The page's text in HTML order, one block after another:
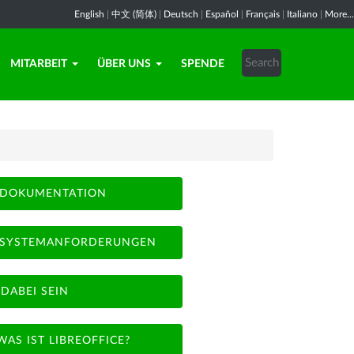
English 中文 (简体) Deutsch Español Français Italiano More...
MITARBEIT ÜBER UNS SPENDE
DOKUMENTATION
SYSTEMANFORDERUNGEN
DABEI SEIN
IST LIBREOFFICE?